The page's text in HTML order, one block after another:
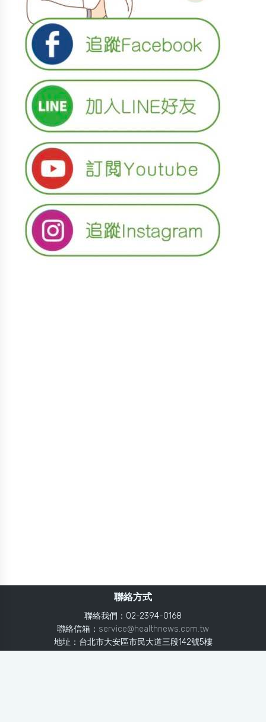
聯絡方式
聯絡我們：02-2394-0168
聯絡信箱： service@healthnews.com.tw
地址：台北市大安區市民大道三段142號5樓